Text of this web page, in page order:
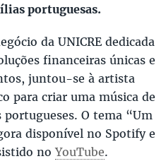
portuguesas.
da UNICRE dedicada
financeiras únicas e
juntou-se à artista
para criar uma música de
O tema “Um
disponível no Spotify e
noYouTube.